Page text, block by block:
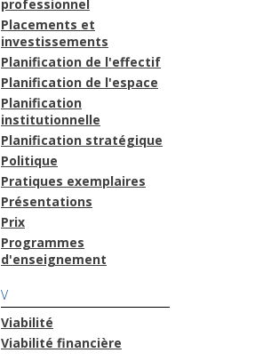
professionnel
Placements et
investissements
Planification de l'effectif
Planification de l'espace
Planification
institutionnelle
Planification stratégique
Politique
Pratiques exemplaires
Présentations
Prix
Programmes
d'enseignement
V
Viabilité
Viabilité financière